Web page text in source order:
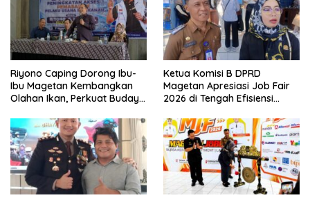
Riyono Caping Dorong Ibu-
Ibu Magetan Kembangkan
Olahan Ikan, Perkuat Budaya
Ketua Komisi B DPRD
Magetan Apresiasi Job Fair
2026 di Tengah Efisiensi